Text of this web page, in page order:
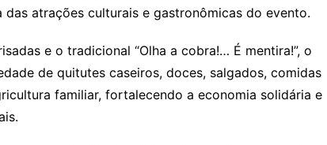
das atrações culturais e gastronômicas do evento.
e o tradicional “Olha a cobra!… É mentira!”, o
de quitutes caseiros, doces, salgados, comidas
familiar, fortalecendo a economia solidária e